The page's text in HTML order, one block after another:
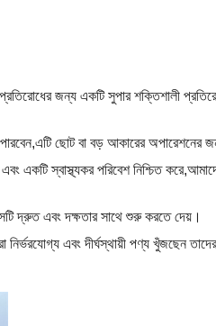
জন্য একটি সুপার শক্তিশালী
ছোট বা বড় আকারের অপারেশনের
একটি স্বাস্থ্যকর পরিবেশ নিশ্চিত
দ্রুত এবং দক্ষতার সাথে শুরু করতে দেয়।
এবং দীর্ঘস্থায়ী পণ্য খুঁজছেন